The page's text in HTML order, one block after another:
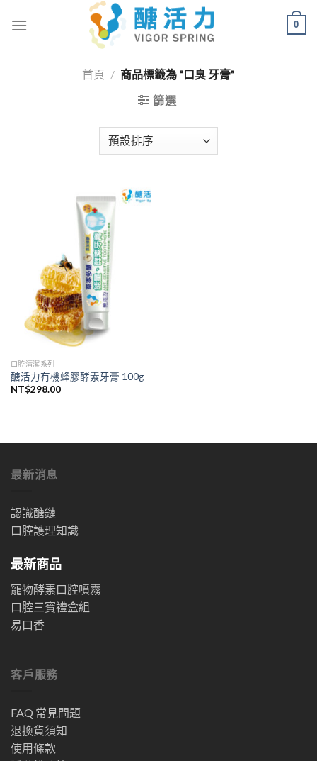
0
首頁 / 商品標籤為 “口臭 牙膏”
篩選
口腔清潔系列
醣活力有機蜂膠酵素牙膏 100g
NT$298.00
最新消息
認識醣鏈
口腔護理知識
最新商品
寵物酵素口腔噴霧
口腔三寶禮盒組
易口香
客戶服務
FAQ 常見問題
退換貨須知
使用條款